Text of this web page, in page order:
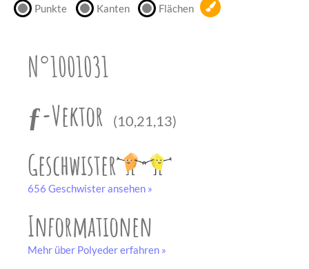
Punkte Kanten Flächen
N°1001031
ƒ-Vektor
(10,21,13)
Geschwister
656 Geschwister ansehen »
Informationen
Mehr über Polyeder erfahren »
Bastelbogen
unserem